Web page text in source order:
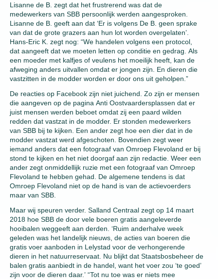
Lisanne de B. zegt dat het frustrerend was dat de
medewerkers van SBB persoonlijk werden aangesproken.
Lisanne de B. geeft aan dat ‘Er is volgens De B. geen sprake
van dat de grote grazers aan hun lot worden overgelaten’.
Hans-Eric K. zegt nog: “We handelen volgens een protocol,
dat aangeeft dat we moeten letten op conditie en gedrag. Als
een moeder met kalfjes of veulens het moeilijk heeft, kan de
afweging anders uitvallen omdat er jongen zijn. En dieren die
vastzitten in de modder worden er door ons uit geholpen.”
De reacties op Facebook zijn niet juichend. Zo zijn er mensen
die aangeven op de pagina Anti Oostvaardersplassen dat er
juist mensen werden beboet omdat zij een paard wilden
redden dat vastzat in de modder. Er stonden medewerkers
van SBB bij te kijken. Een ander zegt hoe een dier dat in de
modder vastzat werd afgeschoten. Bovendien zegt weer
iemand anders dat een fotograaf van Omroep Flevoland er bij
stond te kijken en het niet doorgaf aan zijn redactie. Weer een
ander zegt onmiddellijk ruzie met een fotograaf van Omroep
Flevoland te hebben gehad. De algemene tendens is dat
Omroep Flevoland niet op de hand is van de actievoerders
maar van SBB.
Maar wij speuren verder. Salland Centraal zegt op 14 maart
2018 hoe SBB de door vele boeren gratis aangeleverde
hooibalen weggeeft aan derden. ‘Ruim anderhalve week
geleden was het landelijk nieuws, de acties van boeren die
gratis voer aanboden in Lelystad voor de verhongerende
dieren in het natuurreservaat. Nu blijkt dat Staatsbosbeheer de
balen gratis aanbiedt in de handel, want het voer zou ‘te goed’
zijn voor de dieren daar.’ “Tot nu toe was er niets mee